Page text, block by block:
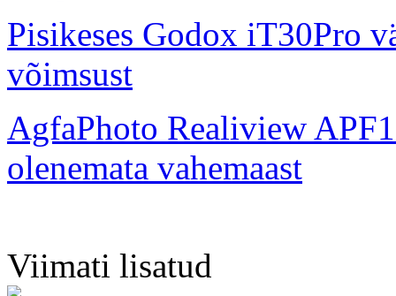
Pisikeses Godox iT30Pro
võimsust
AgfaPhoto Realiview
olenemata vahemaast
Viimati lisatud